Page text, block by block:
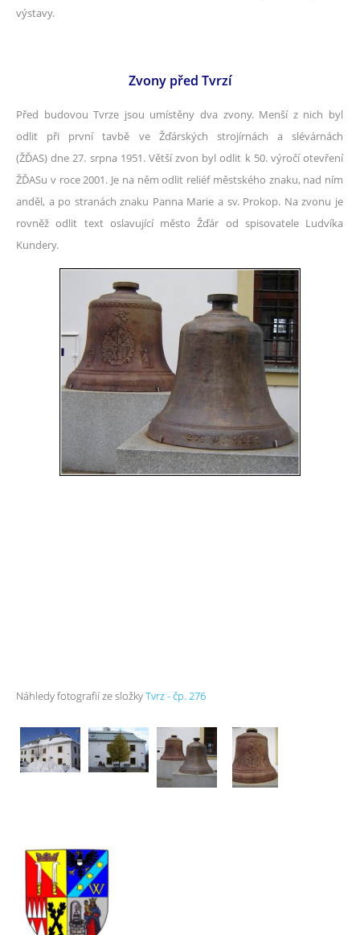
výstavy.
Zvony před Tvrzí
Před budovou Tvrze jsou umístěny dva zvony. Menší z nich byl
odlit při první tavbě ve Žďárských strojírnách a slévárnách
(ŽĎAS) dne 27. srpna 1951. Větší zvon byl odlit k 50. výročí otevření
ŽĎASu v roce 2001. Je na něm odlit reliéf městského znaku, nad ním
anděl, a po stranách znaku Panna Marie a sv. Prokop. Na zvonu je
rovněž odlit text oslavující město Žďár od spisovatele Ludvíka
Kundery.
Náhledy fotografií ze složkyTvrz - čp. 276